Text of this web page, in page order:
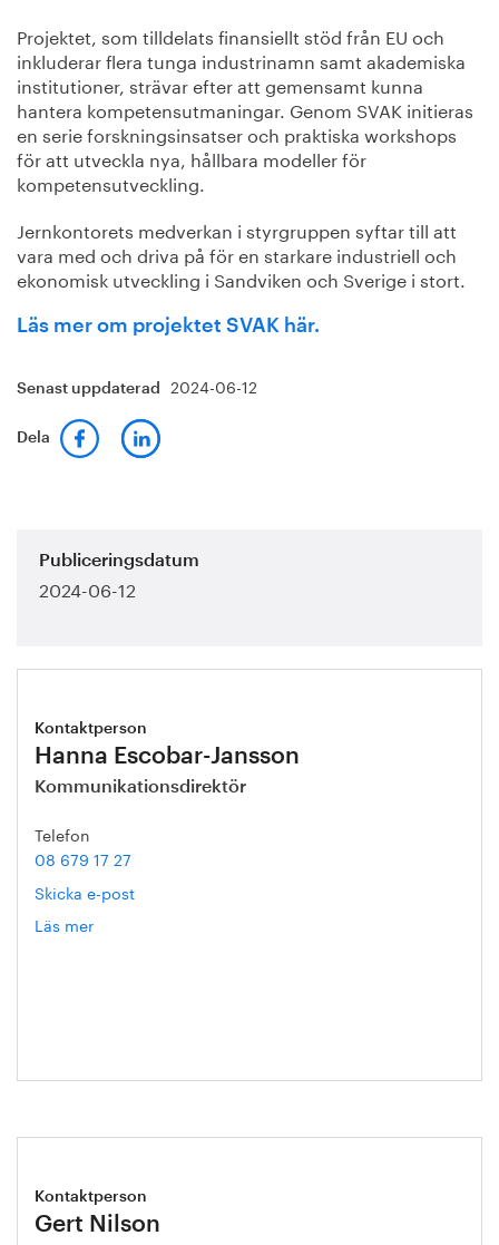
Projektet, som tilldelats finansiellt stöd från EU och
inkluderar flera tunga industrinamn samt akademiska
institutioner, strävar efter att gemensamt kunna
hantera kompetensutmaningar. Genom SVAK initieras
en serie forskningsinsatser och praktiska workshops
för att utveckla nya, hållbara modeller för
kompetensutveckling.
Jernkontorets medverkan i styrgruppen syftar till att
vara med och driva på för en starkare industriell och
ekonomisk utveckling i Sandviken och Sverige i stort.
Läs mer om projektet SVAK här.
Senast uppdaterad 2024-06-12
Dela
Publiceringsdatum
2024-06-12
Kontaktperson
Hanna Escobar-Jansson
Kommunikationsdirektör
Telefon
08 679 17 27
Skicka e-post
Läs mer
Kontaktperson
Gert Nilson